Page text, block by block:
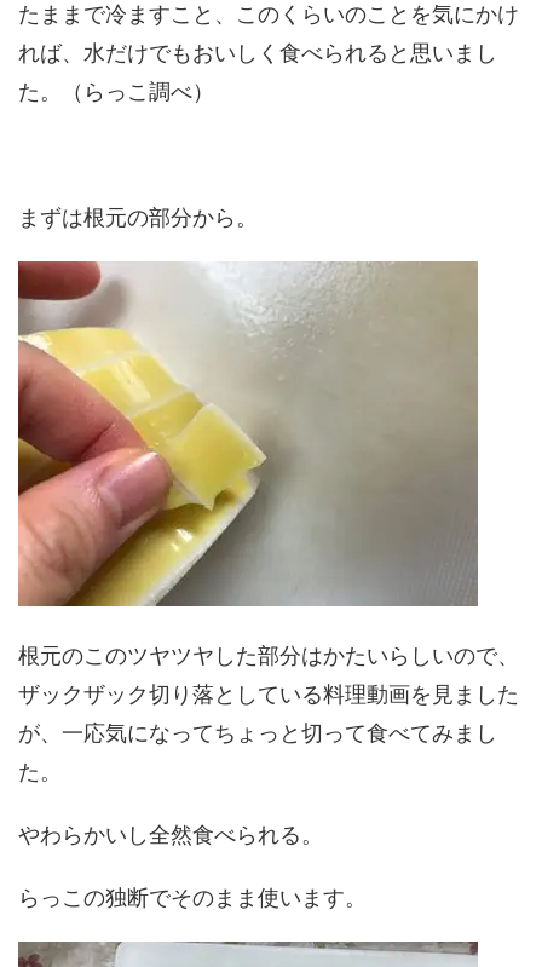
たままで冷ますこと、このくらいのことを気にかけ
れば、水だけでもおいしく食べられると思いまし
た。（らっこ調べ）
まずは根元の部分から。
根元のこのツヤツヤした部分はかたいらしいので、
ザックザック切り落としている料理動画を見ました
が、一応気になってちょっと切って食べてみまし
た。
やわらかいし全然食べられる。
らっこの独断でそのまま使います。